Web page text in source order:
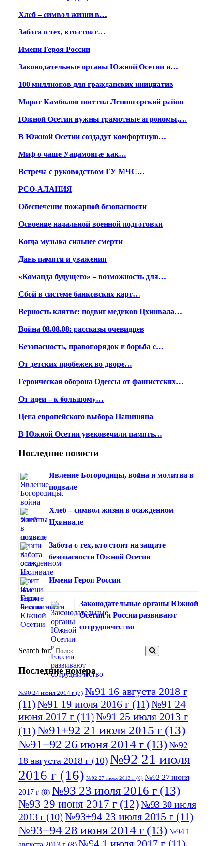
Хлеб – символ жизни в…
Забота о тех, кто стоит…
Имени Героя России
Законодательные органы Южной Осетии и…
100 миллионов для гражданских инициатив
Марат Камболов посетил Ленингорский район
Южной Осетии нужны грамотные агрономы,…
В Южной Осетии создадут комфортную…
Миф о чаше Уацамонгæ как…
Встреча с руководством ГУ МЧС…
РСО-АЛАНИЯ
Обеспечение пожарной безопасности
Освоение начальной военной подготовки
Когда музыка сильнее смерти
Дань памяти и уважения
«Команда будущего» – возможность для…
Сбой в системе банковских карт…
Верность клятве: подвиг медиков Цхинвала…
Война 08.08.08: рассказы очевидцев
Безопасность, правопорядок и борьба с…
От детских пробежек во дворе…
Героическая оборона Одессы от фашистских…
От идеи – к большому…
Цена европейского выбора Пашиняна
В Южной Осетии увековечили память…
Последние новости
Явление Богородицы, война и молитва в
подвале
Хлеб – символ жизни в осажденном
Цхинвале
Забота о тех, кто стоит на защите
безопасности Южной Осетии
Имени Героя России
Законодательные органы Южной
Осетии и России развивают
сотрудничество
Search for:
Последние номера
№90 24 июня 2014 г (7) №91 16 августа 2018 г
(11)№91 19 июля 2016 г (11)№91 24
июня 2017 г (11)№91 25 июля 2013 г
(11)№91+92 21 июля 2015 г (13)
№91+92 26 июня 2014 г (13)№92
18 августа 2018 г (10) №92 21 июля
2016 г (16) №92 27 июля 2013 г (6) №92 27 июня
2017 г (8) №93 23 июля 2016 г (13)
№93 29 июня 2017 г (12) №93 30 июля
2013 г (10) №93+94 23 июля 2015 г (11)
№93+94 28 июня 2014 г (13) №94 1
августа 2013 г (8) №94 1 июля 2017 г (11)